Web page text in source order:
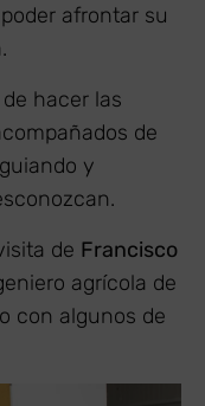
afrontar su
hacer las
de
y
de Francisco
agrícola de
con algunos de